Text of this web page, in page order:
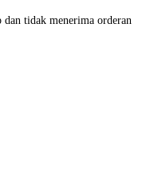
dan tidak menerima orderan